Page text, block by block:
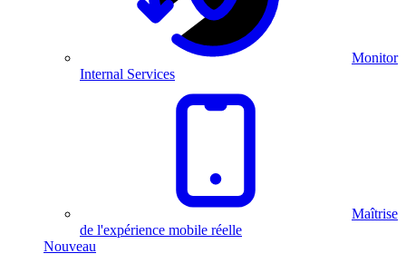
Monitor
Internal Services
Maîtrise
de l'expérience mobile réelle
Nouveau